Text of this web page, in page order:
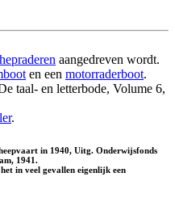
aangedreven wordt.
en een motorraderboot.
taal- en letterbode, Volume 6,
.
in 1940, Uitg. Onderwijsfonds
1941.
in veel gevallen eigenlijk een